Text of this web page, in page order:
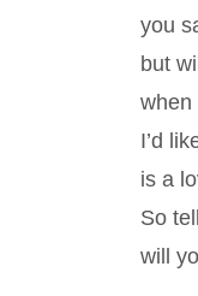
you
but
when
I’d
is a
So
will